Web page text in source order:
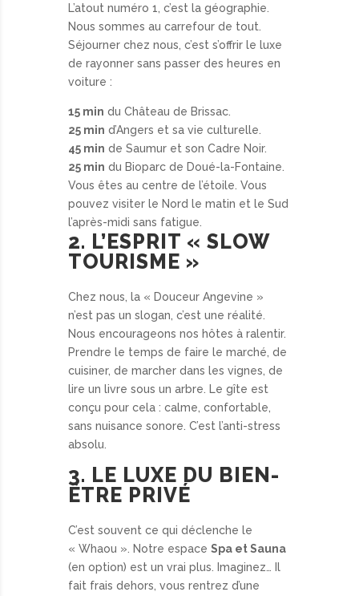
L’atout numéro 1, c’est la géographie.
Nous sommes au carrefour de tout.
Séjourner chez nous, c’est s’offrir le luxe
de rayonner sans passer des heures en
voiture :
15 min du Château de Brissac.
25 min d’Angers et sa vie culturelle.
45 min de Saumur et son Cadre Noir.
25 min du Bioparc de Doué-la-Fontaine.
Vous êtes au centre de l’étoile. Vous
pouvez visiter le Nord le matin et le Sud
l’après-midi sans fatigue.
2. L’ESPRIT « SLOW
TOURISME »
Chez nous, la « Douceur Angevine »
n’est pas un slogan, c’est une réalité.
Nous encourageons nos hôtes à ralentir.
Prendre le temps de faire le marché, de
cuisiner, de marcher dans les vignes, de
lire un livre sous un arbre. Le gîte est
conçu pour cela : calme, confortable,
sans nuisance sonore. C’est l’anti-stress
absolu.
3. LE LUXE DU BIEN-
ÊTRE PRIVÉ
C’est souvent ce qui déclenche le
« Whaou ». Notre espace Spa et Sauna
(en option) est un vrai plus. Imaginez… Il
fait frais dehors, vous rentrez d’une